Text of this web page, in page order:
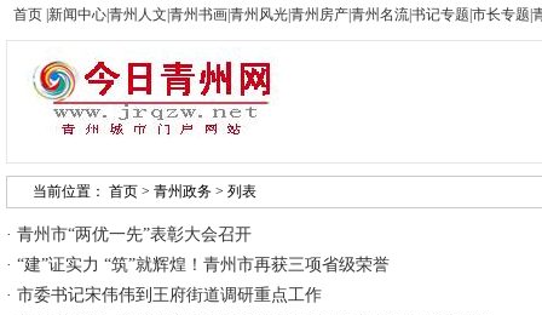
首页 新闻中心青州人文 青州书画青州风光青州房产青州名流书记专题 市长专题
当前位置： 首页 > 青州政务 > 列表
· 青州市“两优一先”表彰大会召开
· “建”证实力 “筑”就辉煌！青州市再获三项省级荣誉
· 市委书记宋伟伟到王府街道调研重点工作